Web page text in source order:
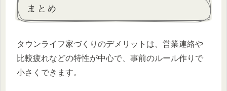
まとめ
タウンライフ家づくりのデメリットは、営業連絡や
比較疲れなどの特性が中心で、事前のルール作りで
小さくできます。